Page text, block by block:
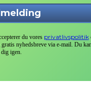
du vores privatlivspolitik
nyhedsbreve via e-mail. Du
igen.